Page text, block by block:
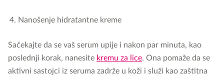
Nanošenje hidratantne kreme
Sačekajte da se vaš serum upije i nakon par minuta, kao
poslednji korak, nanesite kremu za lice. Ona pomaže da se
aktivni sastojci iz seruma zadrže u koži i služi kao zaštitna